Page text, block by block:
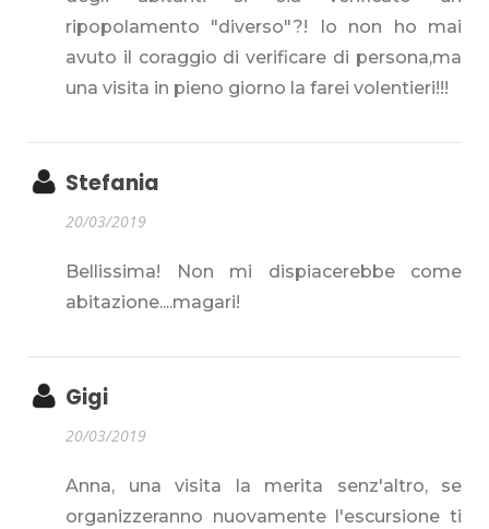
ripopolamento "diverso"?! Io non ho mai
avuto il coraggio di verificare di persona,ma
una visita in pieno giorno la farei volentieri!!!
Stefania
20/03/2019
Bellissima! Non mi dispiacerebbe come
abitazione....magari!
Gigi
20/03/2019
Anna, una visita la merita senz'altro, se
organizzeranno nuovamente l'escursione ti